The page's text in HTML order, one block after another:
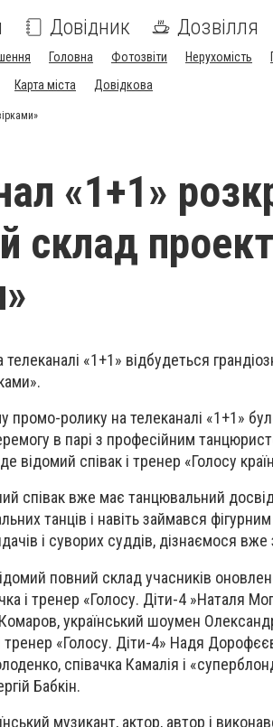
Довідник Дозвілля
Головна Фотозвіти Нерухомість
Карта міста Довідкова
«1+1»
склад
«1+1» відбудеться
промо-ролику на телеканалі «1+1»
в парі з професійним
відомий співак і тренер «Голосу
співак вже має танцювальний
танців і навіть займався
і суворих суддів, дізнаємося вже
повний склад учасників
і тренер «Голосу. Діти-4 »Наталя
український шоумен Олександр
тренер «Голосу. Діти-4» Надя
співачка Камалія і
Бабкін.
музикант, актор, автор і